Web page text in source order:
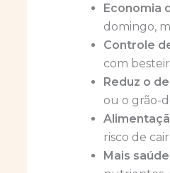
Economia
domingo,
Controle
com
Reduz o
ou o grão-
risco de
Mais